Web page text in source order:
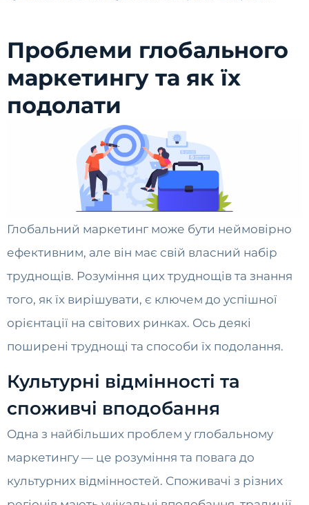
Проблеми глобального
маркетингу та як їх
подолати
Глобальний маркетинг може бути неймовірно
ефективним, але він має свій власний набір
труднощів. Розуміння цих труднощів та знання
того, як їх вирішувати, є ключем до успішної
орієнтації на світових ринках. Ось деякі
поширені труднощі та способи їх подолання.
Культурні відмінності та
споживчі вподобання
Одна з найбільших проблем у глобальному
маркетингу — це розуміння та повага до
культурних відмінностей. Споживачі з різних